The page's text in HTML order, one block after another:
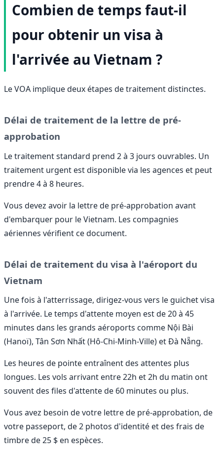
Combien de temps faut-il
pour obtenir un visa à
l'arrivée au Vietnam ?
Le VOA implique deux étapes de traitement distinctes.
Délai de traitement de la lettre de pré-
approbation
Le traitement standard prend 2 à 3 jours ouvrables. Un
traitement urgent est disponible via les agences et peut
prendre 4 à 8 heures.
Vous devez avoir la lettre de pré-approbation avant
d'embarquer pour le Vietnam. Les compagnies
aériennes vérifient ce document.
Délai de traitement du visa à l'aéroport du
Vietnam
Une fois à l'atterrissage, dirigez-vous vers le guichet visa
à l'arrivée. Le temps d'attente moyen est de 20 à 45
minutes dans les grands aéroports comme Nội Bài
(Hanoï), Tân Sơn Nhất (Hô-Chi-Minh-Ville) et Đà Nẵng.
Les heures de pointe entraînent des attentes plus
longues. Les vols arrivant entre 22h et 2h du matin ont
souvent des files d'attente de 60 minutes ou plus.
Vous avez besoin de votre lettre de pré-approbation, de
votre passeport, de 2 photos d'identité et des frais de
timbre de 25 $ en espèces.